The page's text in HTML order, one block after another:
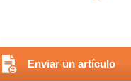
Enviar un artículo